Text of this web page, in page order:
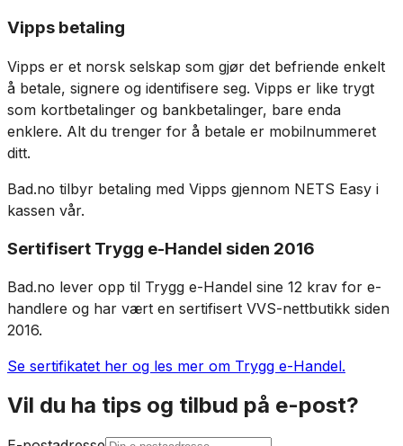
Vipps betaling
Vipps er et norsk selskap som gjør det befriende enkelt
å betale, signere og identifisere seg. Vipps er like trygt
som kortbetalinger og bankbetalinger, bare enda
enklere. Alt du trenger for å betale er mobilnummeret
ditt.
Bad.no tilbyr betaling med Vipps gjennom NETS Easy i
kassen vår.
Sertifisert Trygg e-Handel siden 2016
Bad.no lever opp til Trygg e-Handel sine 12 krav for e-
handlere og har vært en sertifisert VVS-nettbutikk siden
2016.
Se sertifikatet her og les mer om Trygg e-Handel.
Vil du ha tips og tilbud på e-post?